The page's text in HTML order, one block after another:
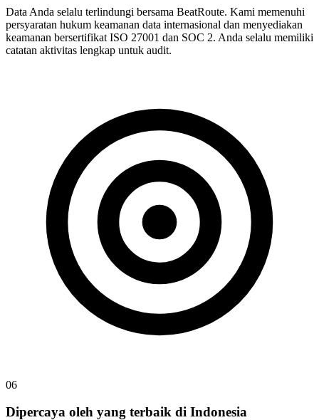
Data Anda selalu terlindungi bersama BeatRoute. Kami memenuhi
persyaratan hukum keamanan data internasional dan menyediakan
keamanan bersertifikat ISO 27001 dan SOC 2. Anda selalu memiliki
catatan aktivitas lengkap untuk audit.
06
Dipercaya oleh yang terbaik di Indonesia